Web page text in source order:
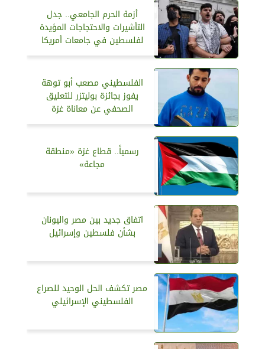
أزمة الحرم الجامعي.. جدل
التأشيرات والاحتجاجات المؤيدة
لفلسطين في جامعات أمريكا
الفلسطيني مصعب أبو توهة
يفوز بجائزة بوليتزر للتعليق
الصحفي عن معاناة غزة
رسمياً.. قطاع غزة «منطقة
مجاعة»
اتفاق جديد بين مصر واليونان
بشأن فلسطين وإسرائيل
مصر تكشف الحل الوحيد للصراع
الفلسطيني الإسرائيلي